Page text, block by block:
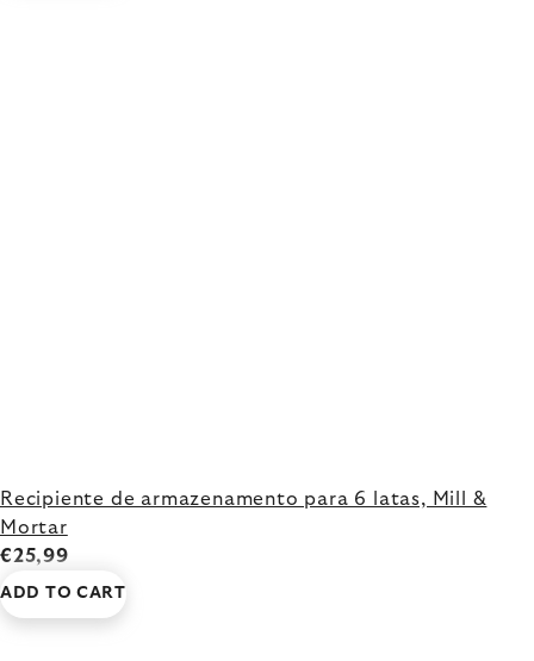
Recipiente de armazenamento para 6 latas, Mill &
Mortar
€25,99
ADD TO CART